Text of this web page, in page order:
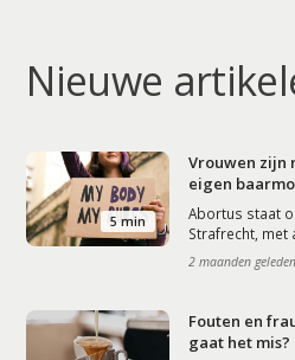
Nieuwe
5 min
Vrouwen zijn
eigen
Abortus staat
Strafrecht, met
2 maanden geleden
Fouten en
gaat het mis?